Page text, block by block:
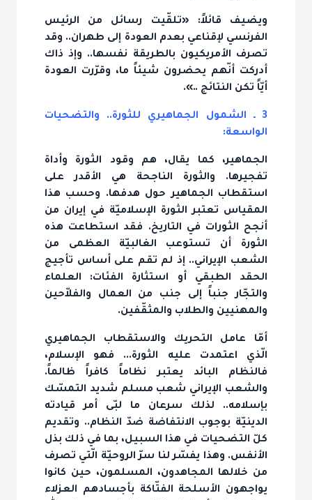
ويضيف قائلاً: «تلقّيت رسائل من الرئيس
الفرنسي لإقناعي بعدم العودة إلى طهران.. وقد
تصرف الأمريكيون بالطريقة نفسها.. وإذ ذاك
أدركت أنّهم يحضرون شيئاً ما، وقرّرت العودة
أيّاً تكن النتائج ..».
3 ـ الشمول الجماهيري للثورة.. والتضحيات
الواسعة:
الجماهير، كما يقال، هم وقود الثورة وأداة
تفجيرها. والثورة الناجحة هي الأقدر على
استقطاب الجماهير حول هدفها. وحسب هذا
المقياس تعتبر الثورة الإسلاميّة في إيران من
أنجح الثورات في التاريخ. فقد استطاعت هذه
الثورة أن تستوعب الغالبيّة العظمى من
الشعب الإيراني.. إذ لم تقم على أساس تأجيج
الحقد الطبقي أو استثارة الفئات: العلماء
والتجّار جنباً إلى جنب من العمال والفلاّحين
والمهنيين والطلاب والمثقّفين.
أمّا عامل التحريك والاستقطاب الجماهيري
الّذي اعتمدت عليه الثورة... فهو الإسلام،
فالنظام البائد يعتبر نظاماً كافراً ظالماً.
والشعب الإيراني شعب مسلم شديد التمسّك
بإسلامه.. لذلك سرعان ما لبّى أمر قيادته
الدينيّة بوجوب الانتفاضة ضدّ النظام.. وتقديم
كلّ التضحيات في هذا السبيل، بما في ذلك بذل
الأنفس. وهذا يفسّر لنا سرّ الروحيّة الّتي تصرف
من خلالها المجاهدون، المسلمون، حين كانوا
يواجهون الأسلحة الفتّاكة بأجسادهم العزلاء